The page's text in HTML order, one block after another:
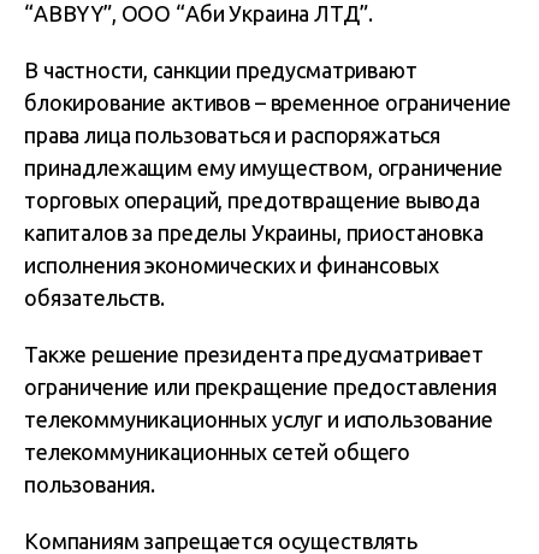
“ABBYY”, ООО “Аби Украина ЛТД”.
В частности, санкции предусматривают
блокирование активов – временное ограничение
права лица пользоваться и распоряжаться
принадлежащим ему имуществом, ограничение
торговых операций, предотвращение вывода
капиталов за пределы Украины, приостановка
исполнения экономических и финансовых
обязательств.
Также решение президента предусматривает
ограничение или прекращение предоставления
телекоммуникационных услуг и использование
телекоммуникационных сетей общего
пользования.
Компаниям запрещается осуществлять